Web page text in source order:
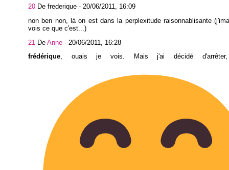
20 De frederique - 20/06/2011, 16:09
non ben non, là on est dans la perplexitude raisonnablisante
vois ce que c'est...)
21 De Anne - 20/06/2011, 16:28
frédérique, ouais je vois. Mais j'ai décidé